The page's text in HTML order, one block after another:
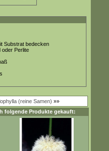
Substrat bedecken
oder Perlite
(reine Samen) »»
folgende Produkte gekauft: